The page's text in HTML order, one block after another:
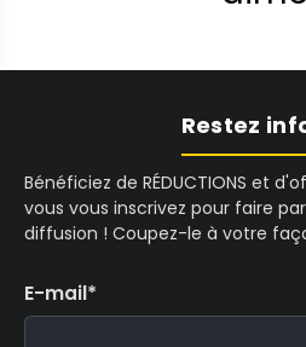
Restez
Bénéficiez de RÉDUCTIONS et
vous vous inscrivez pour faire
diffusion ! Coupez-le à votre
E-mail*